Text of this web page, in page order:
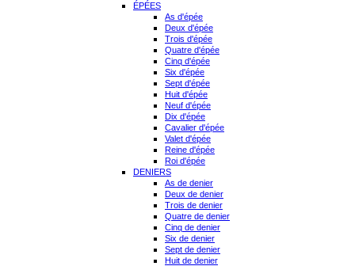
ÉPÉES
As d'épée
Deux d'épée
Trois d'épée
Quatre d'épée
Cinq d'épée
Six d'épée
Sept d'épée
Huit d'épée
Neuf d'épée
Dix d'épée
Cavalier d'épée
Valet d'épée
Reine d'épée
Roi d'épée
DENIERS
As de denier
Deux de denier
Trois de denier
Quatre de denier
Cinq de denier
Six de denier
Sept de denier
Huit de denier